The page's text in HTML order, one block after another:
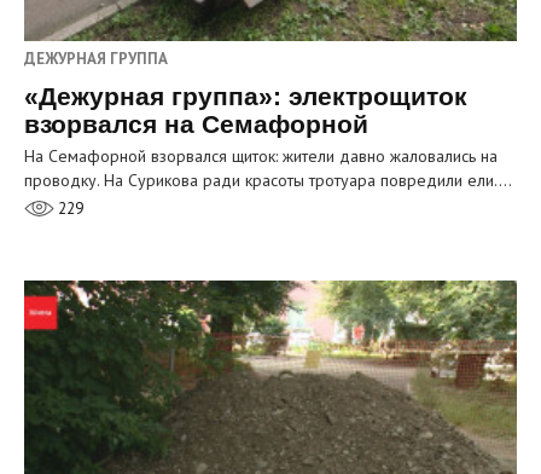
ДЕЖУРНАЯ ГРУППА
«Дежурная группа»: электрощиток
взорвался на Семафорной
На Семафорной взорвался щиток: жители давно жаловались на
проводку. На Сурикова ради красоты тротуара повредили ели.…
229